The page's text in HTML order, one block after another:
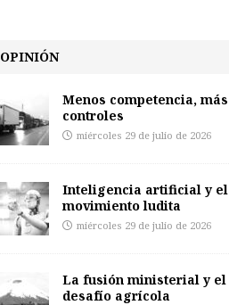
OPINIÓN
Menos competencia, más
controles
miércoles 29 de julio de 2026
Inteligencia artificial y el
movimiento ludita
miércoles 29 de julio de 2026
La fusión ministerial y el
desafío agrícola